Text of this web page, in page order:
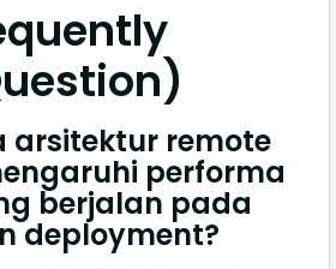
arsitektur remote
performa
berjalan pada
deployment?